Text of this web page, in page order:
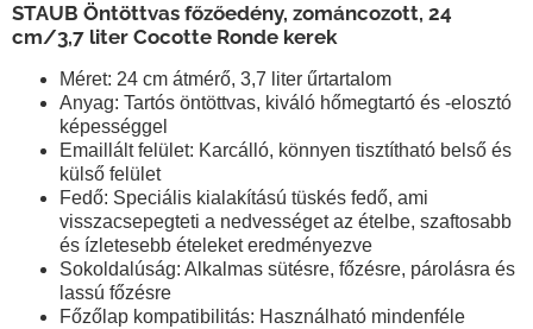
STAUB Öntöttvas főzőedény, zománcozott, 24
cm/3,7 liter Cocotte Ronde kerek
Méret: 24 cm átmérő, 3,7 liter űrtartalom
Anyag: Tartós öntöttvas, kiváló hőmegtartó és -elosztó
képességgel
Emaillált felület: Karcálló, könnyen tisztítható belső és
külső felület
Fedő: Speciális kialakítású tüskés fedő, ami
visszacsepegteti a nedvességet az ételbe, szaftosabb
és ízletesebb ételeket eredményezve
Sokoldalúság: Alkalmas sütésre, főzésre, párolásra és
lassú főzésre
Főzőlap kompatibilitás: Használható mindenféle